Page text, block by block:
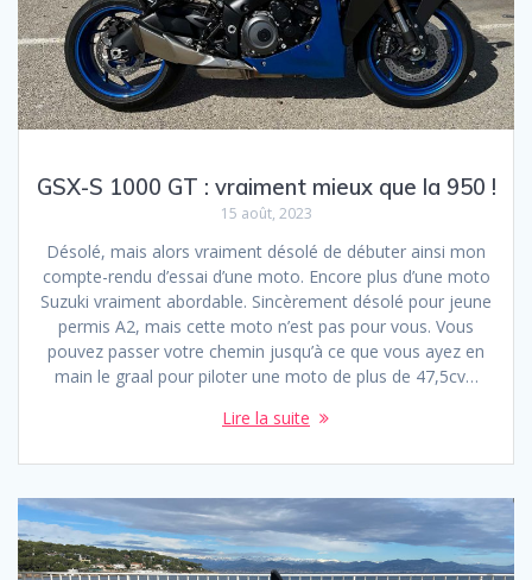
GSX-S 1000 GT : vraiment mieux que la 950 !
15 août, 2023
Désolé, mais alors vraiment désolé de débuter ainsi mon
compte-rendu d’essai d’une moto. Encore plus d’une moto
Suzuki vraiment abordable. Sincèrement désolé pour jeune
permis A2, mais cette moto n’est pas pour vous. Vous
pouvez passer votre chemin jusqu’à ce que vous ayez en
main le graal pour piloter une moto de plus de 47,5cv…
Lire la suite